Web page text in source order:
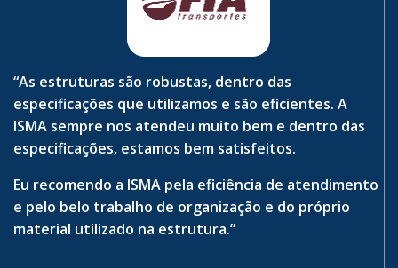
“As estruturas são robustas, dentro das
especificações que utilizamos e são eficientes. A
ISMA sempre nos atendeu muito bem e dentro das
especificações, estamos bem satisfeitos.
Eu recomendo a ISMA pela eficiência de atendimento
e pelo belo trabalho de organização e do próprio
material utilizado na estrutura.”